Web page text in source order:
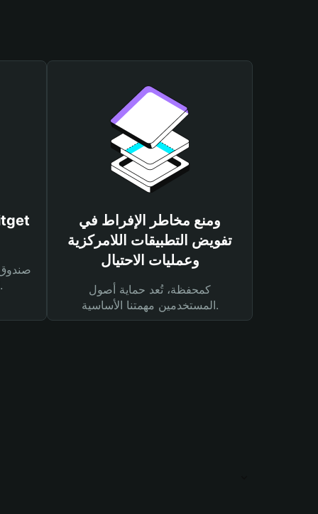
لحماية أصولك ومعاملاتك.
ومنع مخاطر الإفراط في
تفويض التطبيقات اللامركزية
وعمليات الاحتيال
كمحفظة، تُعد حماية أصول
المستخدمين مهمتنا الأساسية.